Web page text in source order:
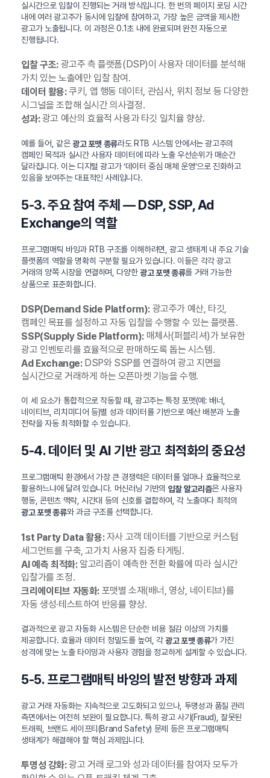
실시간으로 입찰이 진행되는 거래 방식입니다. 한 번의 페이지 로딩 시간
내에 여러 광고주가 동시에 입찰에 참여하고, 가장 높은 금액을 제시한
광고가 노출됩니다. 이 과정은 0.1초 내에 완료되며 완전 자동으로
진행됩니다.
입찰 구조:광고주 측 플랫폼(DSP)이 사용자 데이터를 분석해
가치 있는 노출에만 입찰 참여.
데이터 활용:쿠키, 앱 행동 데이터, 관심사, 위치 정보 등 다양한
시그널을 조합해 실시간 의사결정.
성과:광고 예산의 효율적 사용과 타깃 일치율 향상.
예를 들어, 같은광고 포맷 종류라도 RTB 시스템 안에서는 광고주의
캠페인 목적과 실시간 사용자 데이터에 따라 노출 우선순위가 매순간
달라집니다. 이는 디지털 광고가 ‘데이터 중심 매체 운영’으로 진화하고
있음을 보여주는 대표적인 사례입니다.
5-3. 주요 참여 주체 — DSP, SSP, Ad
Exchange의 역할
프로그램매틱 바잉과 RTB 구조를 이해하려면, 광고 생태계 내 주요 기술
플랫폼의 역할을 명확히 구분할 필요가 있습니다. 이들은 각각 광고
거래의 양쪽 시장을 연결하며, 다양한광고 포맷 종류를 거래 가능한
상품으로 표준화합니다.
DSP(Demand Side Platform):광고주가 예산, 타깃,
캠페인 목표를 설정하고 자동 입찰을 수행할 수 있는 플랫폼.
SSP(Supply Side Platform):매체사(퍼블리셔)가 보유한
광고 인벤토리를 효율적으로 판매하도록 돕는 시스템.
Ad Exchange:DSP와 SSP를 연결하여 광고 지면을
실시간으로 거래하게 하는 오픈마켓 기능을 수행.
이 세 요소가 통합적으로 작동할 때, 광고주는 특정 포맷(예: 배너,
네이티브, 리치미디어 등)별 성과 데이터를 기반으로 예산 배분과 노출
전략을 자동 최적화할 수 있습니다.
5-4. 데이터 및 AI 기반 광고 최적화의 중요성
프로그램매틱 환경에서 가장 큰 경쟁력은 데이터를 얼마나 효율적으로
활용하느냐에 달려 있습니다. 머신러닝 기반의 입찰 알고리즘은 사용자
행동, 콘텐츠 맥락, 시간대 등의 신호를 결합하여, 각 노출마다 최적의
광고 포맷 종류와 과금 구조를 선택합니다.
1st Party Data 활용:자사 고객 데이터를 기반으로 커스텀
세그먼트를 구축, 고가치 사용자 집중 타게팅.
AI 예측 최적화:알고리즘이 예측한 전환 확률에 따라 실시간
입찰가를 조정.
크리에이티브 자동화:포맷별 소재(배너, 영상, 네이티브)를
자동 생성·테스트하여 반응률 향상.
결과적으로 광고 자동화 시스템은 단순한 비용 절감 이상의 가치를
제공합니다. 효율과 데이터 정밀도를 높여, 각광고 포맷 종류가 가진
성격에 맞는 노출 타이밍과 사용자 경험을 정교하게 설계할 수 있습니다.
5-5. 프로그램매틱 바잉의 발전 방향과 과제
광고 거래 자동화는 지속적으로 고도화되고 있으나, 투명성과 품질 관리
측면에서는 여전히 보완이 필요합니다. 특히 광고 사기(Fraud), 잘못된
트래픽, 브랜드 세이프티(Brand Safety) 문제 등은 프로그램매틱
생태계가 해결해야 할 핵심 과제입니다.
투명성 강화:광고 거래 로그와 성과 데이터를 참여자 모두가